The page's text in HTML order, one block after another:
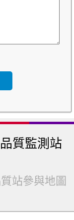
質監測站
站參與地圖